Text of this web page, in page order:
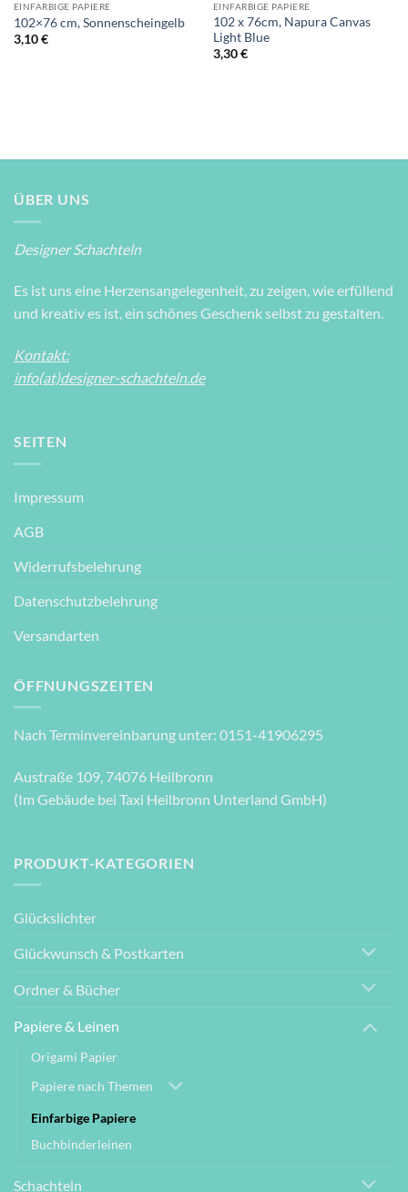
EINFARBIGE PAPIERE
102×76 cm, Sonnenscheingelb
3,10€
EINFARBIGE PAPIERE
102 x 76cm, Napura Canvas
Light Blue
3,30€
ÜBER UNS
Designer Schachteln
Es ist uns eine Herzensangelegenheit, zu zeigen, wie erfüllend
und kreativ es ist, ein schönes Geschenk selbst zu gestalten.
Kontakt:
info(at)designer-schachteln.de
SEITEN
Impressum
AGB
Widerrufsbelehrung
Datenschutzbelehrung
Versandarten
ÖFFNUNGSZEITEN
Nach Terminvereinbarung unter: 0151-41906295
Austraße 109, 74076 Heilbronn
(Im Gebäude bei Taxi Heilbronn Unterland GmbH)
PRODUKT-KATEGORIEN
Glückslichter
Glückwunsch & Postkarten
Ordner & Bücher
Papiere & Leinen
Origami Papier
Papiere nach Themen
Einfarbige Papiere
Buchbinderleinen
Schachteln